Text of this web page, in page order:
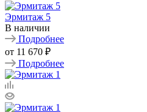
Эрмитаж 5
В наличии
Подробнее
от 11 670 ₽
Подробнее